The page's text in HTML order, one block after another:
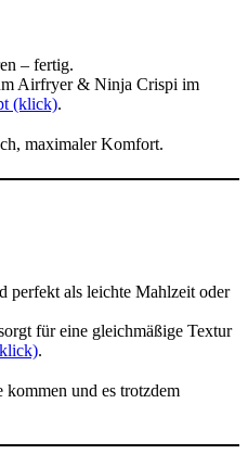
– fertig.
Airfryer & Ninja Crispi im
(klick).
maximaler Komfort.
perfekt als leichte Mahlzeit oder
für eine gleichmäßige Textur
.
kommen und es trotzdem